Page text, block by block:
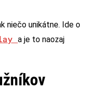
niečo unikátne. Ide o
a je to naozaj